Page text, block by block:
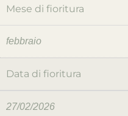
Mese di fioritura
febbraio
Data di fioritura
27/02/2026